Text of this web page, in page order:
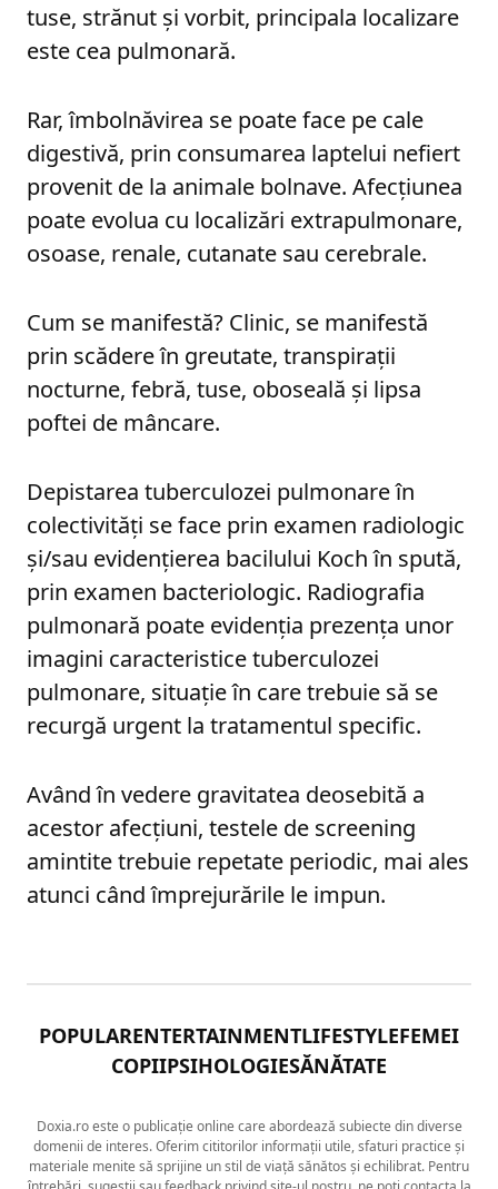
tuse, strănut și vorbit, principala localizare
este cea pulmonară.
Rar, îmbolnăvirea se poate face pe cale
digestivă, prin consumarea laptelui nefiert
provenit de la animale bolnave. Afecțiunea
poate evolua cu localizări extrapulmonare,
osoase, renale, cutanate sau cerebrale.
Cum se manifestă? Clinic, se manifestă
prin scădere în greutate, transpirații
nocturne, febră, tuse, oboseală și lipsa
poftei de mâncare.
Depistarea tuberculozei pulmonare în
colectivități se face prin examen radiologic
și/sau evidențierea bacilului Koch în spută,
prin examen bacteriologic. Radiografia
pulmonară poate evidenția prezența unor
imagini caracteristice tuberculozei
pulmonare, situație în care trebuie să se
recurgă urgent la tratamentul specific.
Având în vedere gravitatea deosebită a
acestor afecțiuni, testele de screening
amintite trebuie repetate periodic, mai ales
atunci când împrejurările le impun.
POPULARENTERTAINMENTLIFESTYLEFEMEI
COPIIPSIHOLOGIESĂNĂTATE
Doxia.ro este o publicație online care abordează subiecte din diverse
domenii de interes. Oferim cititorilor informații utile, sfaturi practice și
materiale menite să sprijine un stil de viață sănătos și echilibrat. Pentru